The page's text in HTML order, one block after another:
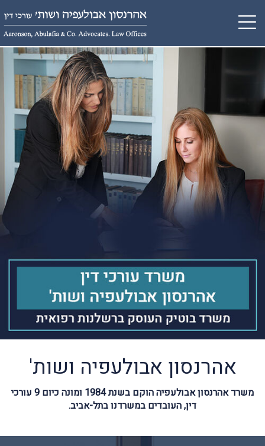
תפריט
אהרנסון אבולעפיה ושות'
משרד אהרנסון אבולעפיה הוקם בשנת 1984 ומונה כיום 9 עורכי
דין, העובדים במשרדנו בתל-אביב.